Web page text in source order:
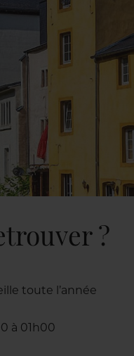
?
toute l’année
à 01h00